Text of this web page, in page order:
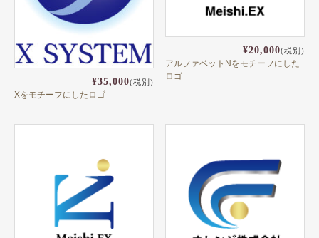
ビジネスモノクロ
ビジネスカラー
筆名人名刺
¥35,000(税別)
Xをモチーフにしたロゴ
¥20,000(税別)
アルファベットNをモチーフにした
ロゴ